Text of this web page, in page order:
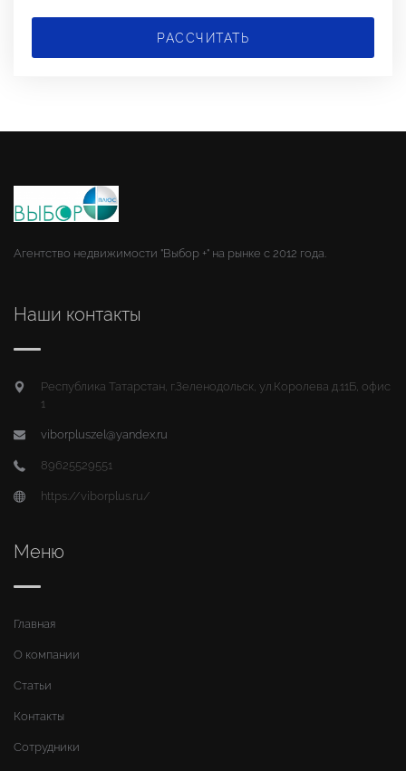
РАССЧИТАТЬ
Агентство недвижимости "Выбор +" на рынке с 2012 года.
Наши контакты
Республика Татарстан, г.Зеленодольск, ул.Королева д.11Б, офис
1
viborpluszel@yandex.ru
89625529551
https://viborplus.ru/
Меню
Главная
О компании
Статьи
Контакты
Сотрудники